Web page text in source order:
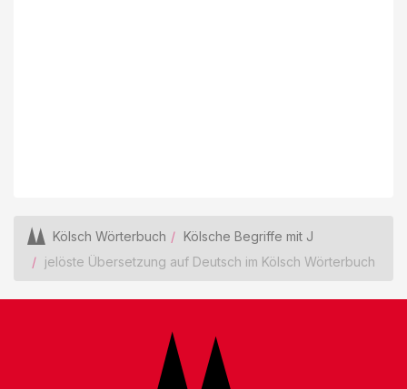
Kölsch Wörterbuch
Kölsche Begriffe mit J
jelöste Übersetzung auf Deutsch im Kölsch Wörterbuch